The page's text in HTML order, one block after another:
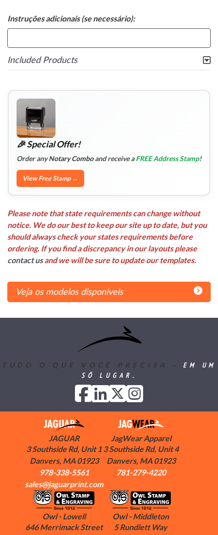
Instruções adicionais (se necessário):
Included Products
🎉 Special Offer!
Order anyNotary Comboand receive aFREE Address Stamp!
View Free Stamp →
Please note that state requirements can change without
notice. We do our best to keep our site up to date, but you
should always check your states requirements before
ordering. If you find a discrepancy in our layouts please
contact usand we will be sure to update our templates.
Veja os modelos disponíveis
TUDO O QUE VOCÊ PRECISA - EM UM
SÓ LUGAR.
JAGUAR
3 Southside Rd, Unit 1
Danvers, MA 01923
978-338-5561
sales@jaguarprint.com
JagWear Apparel
3 Southside Rd, Unit 4
Danvers, MA 01923
781-279-4220
Owl - Lowell
646 Merrimack Street
Owl - Middleton
5 Rundlett Way